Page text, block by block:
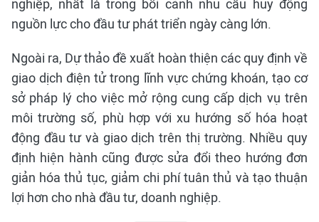
nghiệp, nhất là trong bối cảnh nhu cầu huy động
nguồn lực cho đầu tư phát triển ngày càng lớn.
Ngoài ra, Dự thảo đề xuất hoàn thiện các quy định về
giao dịch điện tử trong lĩnh vực chứng khoán, tạo cơ
sở pháp lý cho việc mở rộng cung cấp dịch vụ trên
môi trường số, phù hợp với xu hướng số hóa hoạt
động đầu tư và giao dịch trên thị trường. Nhiều quy
định hiện hành cũng được sửa đổi theo hướng đơn
giản hóa thủ tục, giảm chi phí tuân thủ và tạo thuận
lợi hơn cho nhà đầu tư, doanh nghiệp.